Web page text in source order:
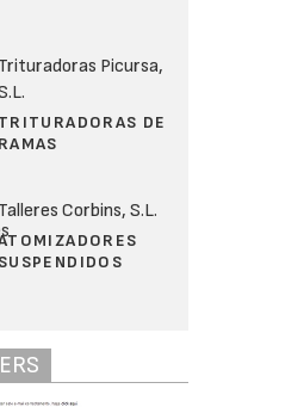
Trituradoras Picursa,
TRITURADORAS DE
RAMAS
Talleres Corbins, S.L.
SUSPENDIDOS